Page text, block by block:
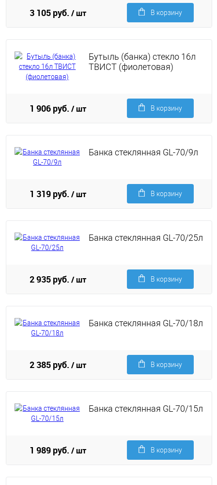
3 105 руб. / шт В корзину
Бутыль (банка) стекло 16л
ТВИСТ (фиолетовая)
1 906 руб. / шт В корзину
Банка стеклянная GL-70/9л
1 319 руб. / шт В корзину
Банка стеклянная GL-70/25л
2 935 руб. / шт В корзину
Банка стеклянная GL-70/18л
2 385 руб. / шт В корзину
Банка стеклянная GL-70/15л
1 989 руб. / шт В корзину